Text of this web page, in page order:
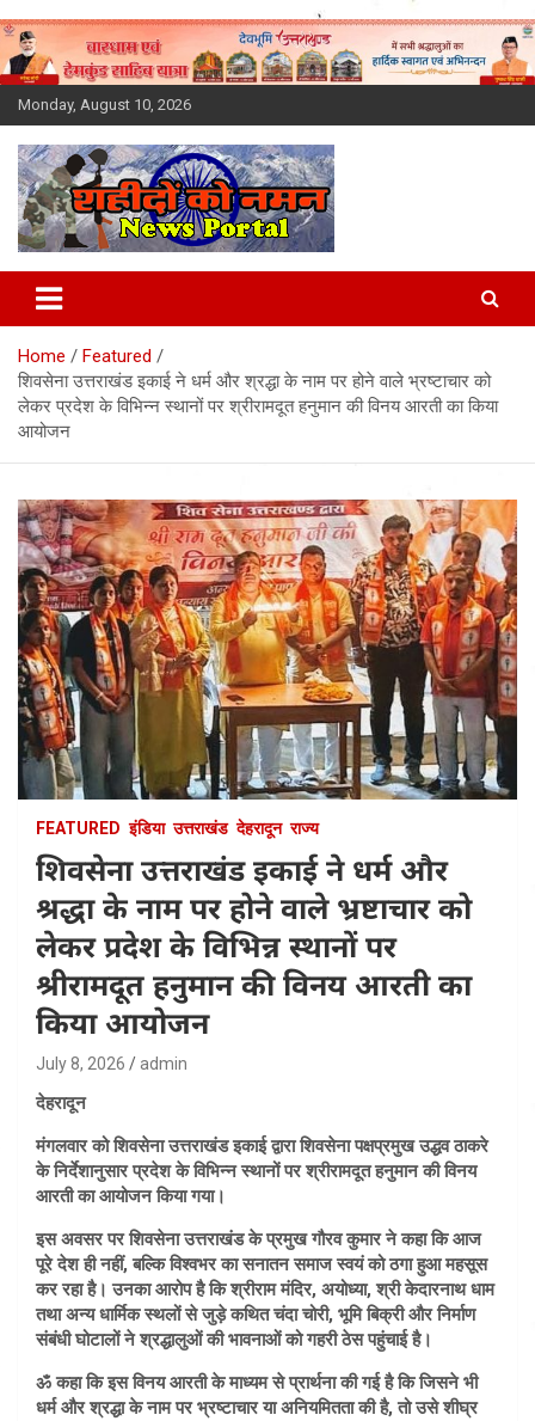
Skip
to
content
Monday, August 10, 2026
Latest News Today, Breaking
News, Uttarakhand News in
Hindi
Home
Featured
शिवसेना उत्तराखंड इकाई ने धर्म और श्रद्धा के नाम पर होने वाले भ्रष्टाचार को
लेकर प्रदेश के विभिन्न स्थानों पर श्रीरामदूत हनुमान की विनय आरती का किया
आयोजन
FEATURED इंडिया उत्तराखंड देहरादून राज्य
शिवसेना उत्तराखंड इकाई ने धर्म और
श्रद्धा के नाम पर होने वाले भ्रष्टाचार को
लेकर प्रदेश के विभिन्न स्थानों पर
श्रीरामदूत हनुमान की विनय आरती का
किया आयोजन
July 8, 2026 admin
देहरादून
मंगलवार को शिवसेना उत्तराखंड इकाई द्वारा शिवसेना पक्षप्रमुख उद्धव ठाकरे
के निर्देशानुसार प्रदेश के विभिन्न स्थानों पर श्रीरामदूत हनुमान की विनय
आरती का आयोजन किया गया।
इस अवसर पर शिवसेना उत्तराखंड के प्रमुख गौरव कुमार ने कहा कि आज
पूरे देश ही नहीं, बल्कि विश्वभर का सनातन समाज स्वयं को ठगा हुआ महसूस
कर रहा है। उनका आरोप है कि श्रीराम मंदिर, अयोध्या, श्री केदारनाथ धाम
तथा अन्य धार्मिक स्थलों से जुड़े कथित चंदा चोरी, भूमि बिक्री और निर्माण
संबंधी घोटालों ने श्रद्धालुओं की भावनाओं को गहरी ठेस पहुंचाई है।
ॐ कहा कि इस विनय आरती के माध्यम से प्रार्थना की गई है कि जिसने भी
धर्म और श्रद्धा के नाम पर भ्रष्टाचार या अनियमितता की है, तो उसे शीघ्र